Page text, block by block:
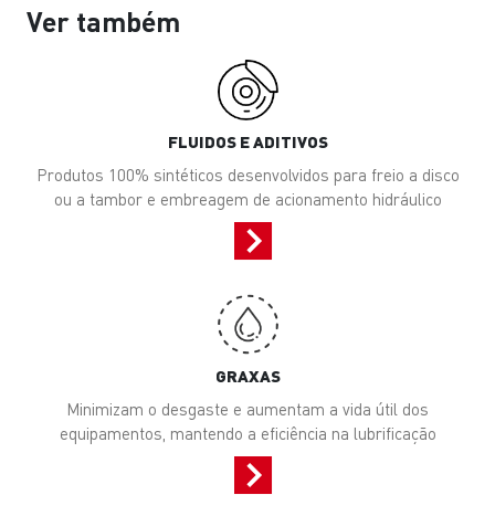
Ver também
FLUIDOS E ADITIVOS
Produtos 100% sintéticos desenvolvidos para freio a disco
ou a tambor e embreagem de acionamento hidráulico
GRAXAS
Minimizam o desgaste e aumentam a vida útil dos
equipamentos, mantendo a eficiência na lubrificação